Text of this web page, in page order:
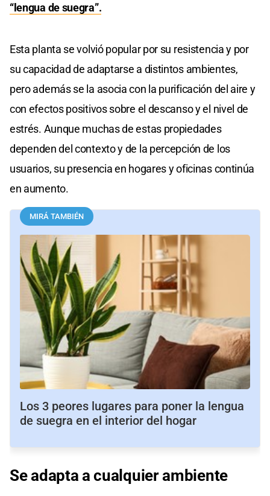
“lengua de suegra”.
Esta planta se volvió popular por su resistencia y por
su capacidad de adaptarse a distintos ambientes,
pero además se la asocia con la purificación del aire y
con efectos positivos sobre el descanso y el nivel de
estrés. Aunque muchas de estas propiedades
dependen del contexto y de la percepción de los
usuarios, su presencia en hogares y oficinas continúa
en aumento.
MIRÁ TAMBIÉN
Los 3 peores lugares para poner la lengua
de suegra en el interior del hogar
Se adapta a cualquier ambiente